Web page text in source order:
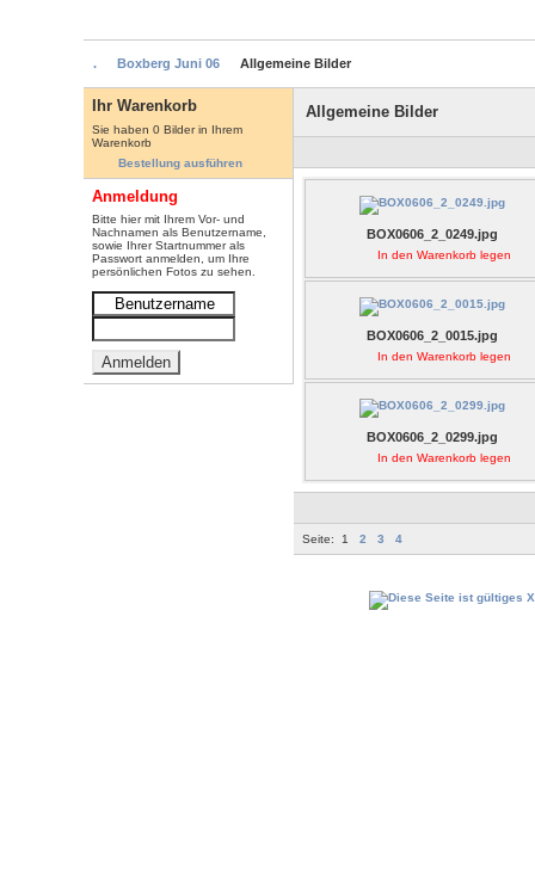
. Boxberg Juni 06 Allgemeine Bilder
Ihr Warenkorb
Sie haben 0 Bilder in Ihrem
Warenkorb
Bestellung ausführen
Anmeldung
Bitte hier mit Ihrem Vor- und
Nachnamen als Benutzername,
sowie Ihrer Startnummer als
Passwort anmelden, um Ihre
persönlichen Fotos zu sehen.
Allgemeine Bilder
BOX0606_2_0249.jpg
In den Warenkorb legen
BOX0606_2_0015.jpg
In den Warenkorb legen
BOX0606_2_0299.jpg
In den Warenkorb legen
Seite: 1 2 3 4